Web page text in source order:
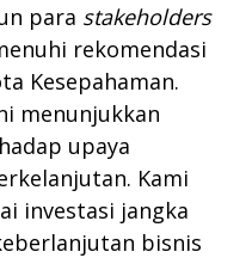
para stakeholders
rekomendasi
Kesepahaman.
menunjukkan
upaya
Kami
investasi jangka
bisnis